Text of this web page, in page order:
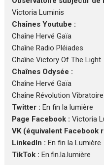
Victoria Luminis
Chaînes Youtube :
Chaîne Hervé Gaïa
Chaîne Radio Pléiades
Chaîne Victory Of The Light
Chaînes Odysée :
Chaîne Hervé Gaïa
Chaîne Révolution Vibratoire
Twitter : En fin la lumière
Page Facebook : Victoria
VK (équivalent Facebook
LinkedIn : En fin la Lumière
TikTok : En.fin.la.lumière